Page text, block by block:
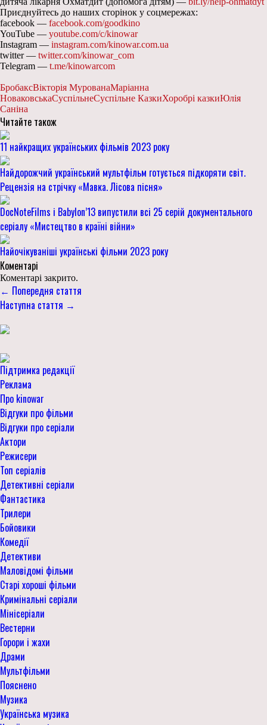
Приєднуйтесь до наших сторінок у соцмережах:
facebook — facebook.com/goodkino
YouTube — youtube.com/c/kinowar
Instagram — instagram.com/kinowar.com.ua
twitter — twitter.com/kinowar_com
Telegram — t.me/kinowarcom
БробаксВікторія МурованаМаріанна
НоваковськаСуспільнеСуспільне КазкиХоробрі казкиЮлія
Саніна
Читайте також
11 найкращих українських фільмів 2023 року
Найдорожчий український мультфільм готується підкоряти світ.
Рецензія на стрічку «Мавка. Лісова пісня»
DocNoteFilms і Babylon’13 випустили всі 25 серій документального
серіалу «Мистецтво в країні війни»
Найочікуваніші українські фільми 2023 року
Коментарі
Коментарі закрито.
← Попередня стаття
Наступна стаття →
Підтримка редакції
Реклама
Про kinowar
Відгуки про фільми
Відгуки про серіали
Актори
Режисери
Топ серіалів
Детективні серіали
Фантастика
Трилери
Бойовики
Комедії
Детективи
Маловідомі фільми
Старі хороші фільми
Кримінальні серіали
Мінісеріали
Вестерни
Горори і жахи
Драми
Мультфільми
Пояснено
Музика
Українська музика